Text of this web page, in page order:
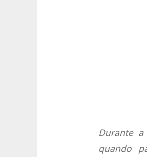
Durante a
quando